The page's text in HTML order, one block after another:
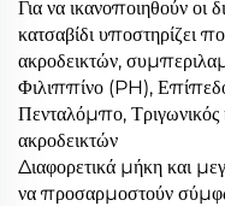
Για να ικανοποιηθούν οι
κατσαβίδι υποστηρίζει
ακροδεικτών,
Φιλιππίνο (PH),
Πενταλόμπο, Τριγωνικός
ακροδεικτών
Διαφορετικά μήκη και
να προσαρμοστούν